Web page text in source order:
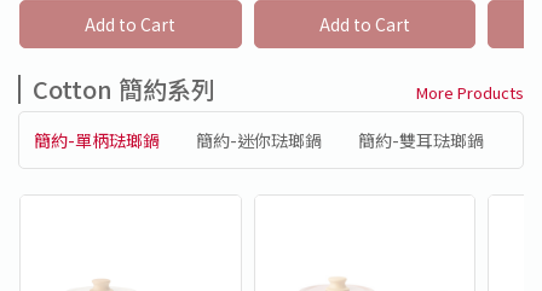
Add to Cart Add to Cart
Cotton 簡約系列 More Products
簡約-單柄琺瑯鍋 簡約-迷你琺瑯鍋 簡約-雙耳琺瑯鍋